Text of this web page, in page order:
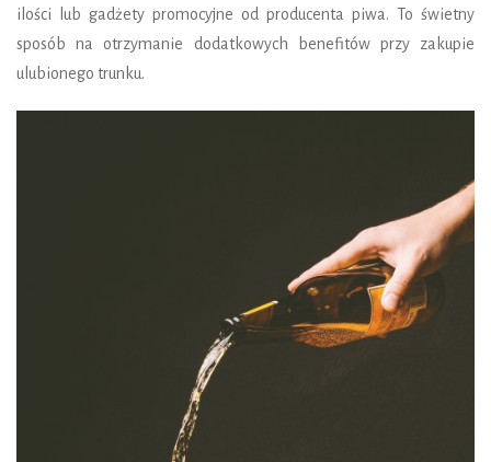
ilości lub gadżety promocyjne od producenta piwa. To świetny
sposób na otrzymanie dodatkowych benefitów przy zakupie
ulubionego trunku.